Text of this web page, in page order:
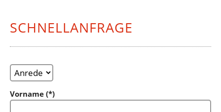
SCHNELLANFRAGE
Vorname (*)